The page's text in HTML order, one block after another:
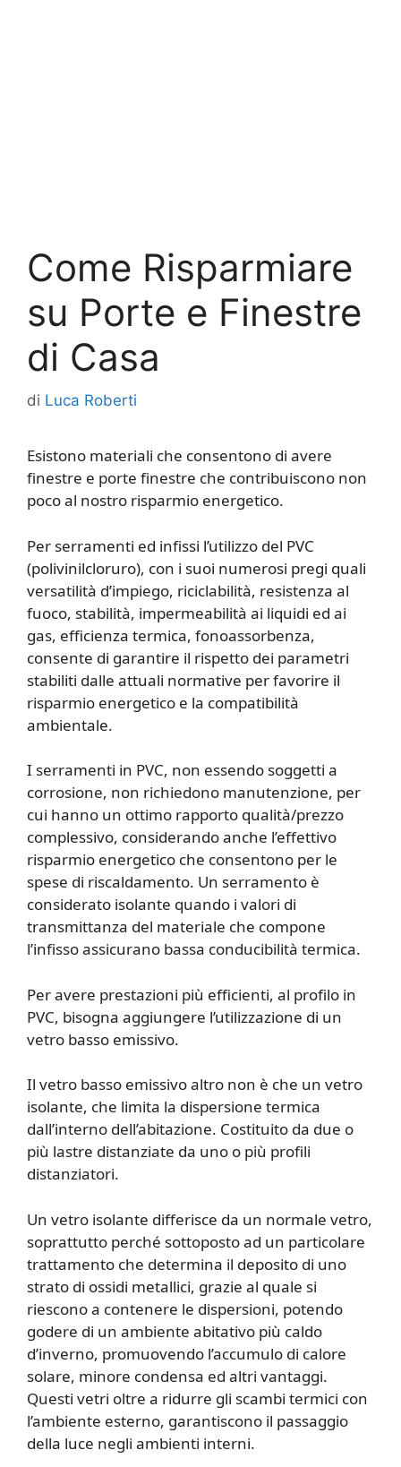
Come Risparmiare
su Porte e Finestre
di Casa
di Luca Roberti
Esistono materiali che consentono di avere
finestre e porte finestre che contribuiscono non
poco al nostro risparmio energetico.
Per serramenti ed infissi l’utilizzo del PVC
(polivinilcloruro), con i suoi numerosi pregi quali
versatilità d’impiego, riciclabilità, resistenza al
fuoco, stabilità, impermeabilità ai liquidi ed ai
gas, efficienza termica, fonoassorbenza,
consente di garantire il rispetto dei parametri
stabiliti dalle attuali normative per favorire il
risparmio energetico e la compatibilità
ambientale.
I serramenti in PVC, non essendo soggetti a
corrosione, non richiedono manutenzione, per
cui hanno un ottimo rapporto qualità/prezzo
complessivo, considerando anche l’effettivo
risparmio energetico che consentono per le
spese di riscaldamento. Un serramento è
considerato isolante quando i valori di
transmittanza del materiale che compone
l’infisso assicurano bassa conducibilità termica.
Per avere prestazioni più efficienti, al profilo in
PVC, bisogna aggiungere l’utilizzazione di un
vetro basso emissivo.
Il vetro basso emissivo altro non è che un vetro
isolante, che limita la dispersione termica
dall’interno dell’abitazione. Costituito da due o
più lastre distanziate da uno o più profili
distanziatori.
Un vetro isolante differisce da un normale vetro,
soprattutto perché sottoposto ad un particolare
trattamento che determina il deposito di uno
strato di ossidi metallici, grazie al quale si
riescono a contenere le dispersioni, potendo
godere di un ambiente abitativo più caldo
d’inverno, promuovendo l’accumulo di calore
solare, minore condensa ed altri vantaggi.
Questi vetri oltre a ridurre gli scambi termici con
l’ambiente esterno, garantiscono il passaggio
della luce negli ambienti interni.